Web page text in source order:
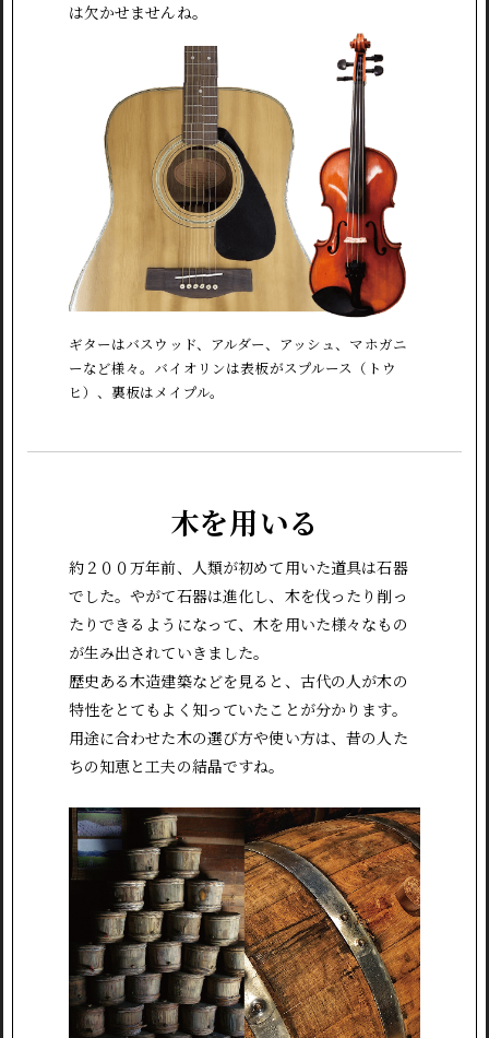
は欠かせませんね。
ギターはバスウッド、アルダー、アッシュ、マホガニ
ーなど様々。バイオリンは表板がスプルース（トウ
ヒ）、裏板はメイプル。
木を用いる
約２００万年前、人類が初めて用いた道具は石器
でした。やがて石器は進化し、木を伐ったり削っ
たりできるようになって、木を用いた様々なもの
が生み出されていきました。
歴史ある木造建築などを見ると、古代の人が木の
特性をとてもよく知っていたことが分かります。
用途に合わせた木の選び方や使い方は、昔の人た
ちの知恵と工夫の結晶ですね。